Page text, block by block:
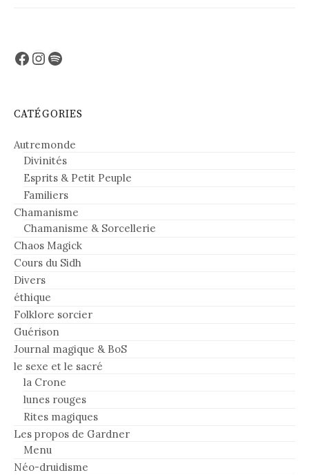
Facebook
Instagram
Spotify
CATÉGORIES
Autremonde
Divinités
Esprits & Petit Peuple
Familiers
Chamanisme
Chamanisme & Sorcellerie
Chaos Magick
Cours du Sidh
Divers
éthique
Folklore sorcier
Guérison
Journal magique & BoS
le sexe et le sacré
la Crone
lunes rouges
Rites magiques
Les propos de Gardner
Menu
Néo-druidisme